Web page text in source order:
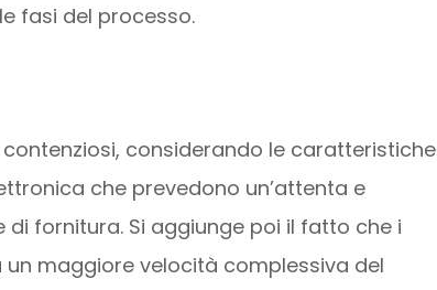
fasi del processo.
considerando le caratteristiche
che prevedono un’attenta e
fornitura. Si aggiunge poi il fatto che i
maggiore velocità complessiva del